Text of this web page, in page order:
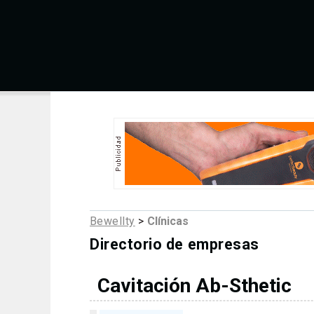
Bewellty > Clínicas
Directorio de empresas
Cavitación Ab-Sthetic